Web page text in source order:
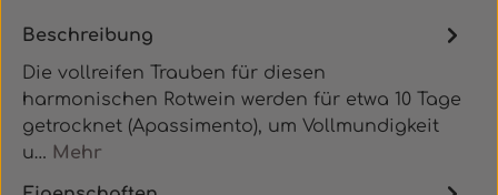
Beschreibung
Die vollreifen Trauben für diesen
harmonischen Rotwein werden für etwa 10 Tage
getrocknet (Apassimento), um Vollmundigkeit
u… Mehr